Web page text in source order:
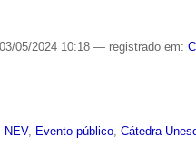
03/05/2024 10:18— registrado em:
NEV, Evento público ,Cátedra